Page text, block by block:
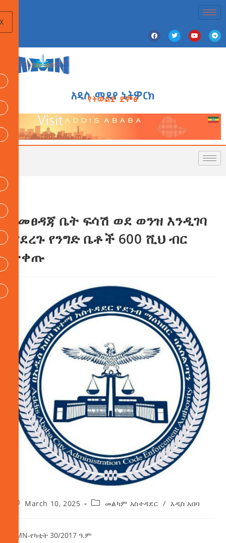
አዲስ ሚዲያ ኔትዎርክ
የትውልድ ድምፅ
የመፀዳጃ ቤት ፍሳሽ ወደ ወንዝ እንዲገባ
ያደረጉ የንግድ ቤቶች 600 ሺህ ብር
ተቀጡ
March 10, 2025 መልካም አስተዳደር / አዲስ አበባ
AMN-የካቲት 30/2017 ዓ.ም